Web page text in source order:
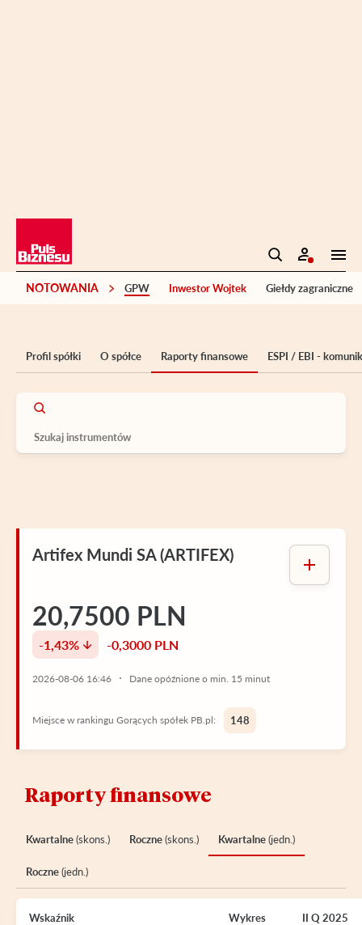
NOTOWANIA GPW Inwestor Wojtek Giełdy zagraniczne
Profil spółki O spółce Raporty finansowe ESPI / EBI -
Artifex Mundi SA (ARTIFEX)
20,7500 PLN
-1,43% -0,3000 PLN
2026-08-06 16:46 Dane opóźnione o min. 15 minut
Miejsce w rankingu Gorących spółek PB.pl: 148
Raporty finansowe
Kwartalne(skons.) Roczne(skons.) Kwartalne(jedn.)
Roczne(jedn.)
Wskaźnik Wykres II Q 2025